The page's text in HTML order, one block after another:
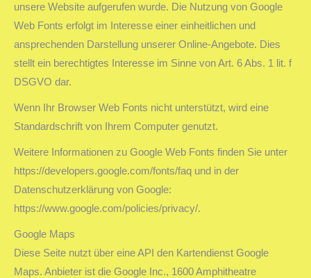
unsere Website aufgerufen wurde. Die Nutzung von Google
Web Fonts erfolgt im Interesse einer einheitlichen und
ansprechenden Darstellung unserer Online-Angebote. Dies
stellt ein berechtigtes Interesse im Sinne von Art. 6 Abs. 1 lit. f
DSGVO dar.
Wenn Ihr Browser Web Fonts nicht unterstützt, wird eine
Standardschrift von Ihrem Computer genutzt.
Weitere Informationen zu Google Web Fonts finden Sie unter
https://developers.google.com/fonts/faq und in der
Datenschutzerklärung von Google:
https://www.google.com/policies/privacy/.
Google Maps
Diese Seite nutzt über eine API den Kartendienst Google
Maps. Anbieter ist die Google Inc., 1600 Amphitheatre